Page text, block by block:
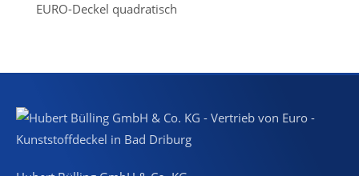
EURO-Deckel quadratisch